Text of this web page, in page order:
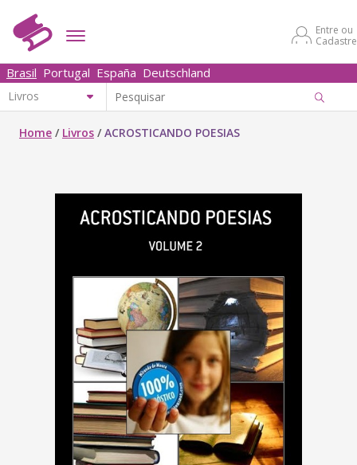
Entre ou
Brasil Portugal España Deutschland
Home / Livros /ACROSTICANDO POESIAS